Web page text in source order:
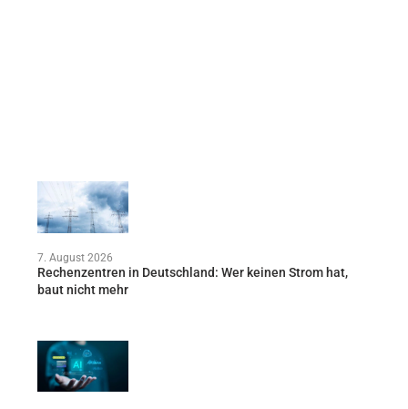
7. August 2026
Rechenzentren in Deutschland: Wer keinen Strom hat,
baut nicht mehr